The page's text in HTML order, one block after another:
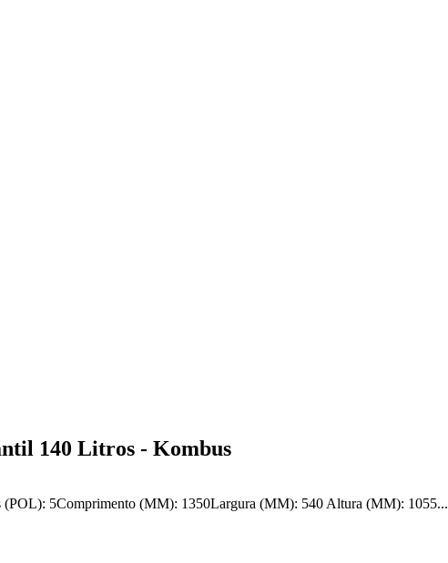
140 Litros - Kombus
(POL): 5Comprimento (MM): 1350Largura (MM): 540 Altura (MM): 1055...